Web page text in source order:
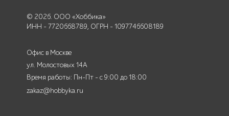
© 2026. ООО «Хоббика»
ИНН - 7720668789, ОГРН - 1097746608189
Офис в Москве
ул. Молостовых 14А
Время работы: Пн-Пт - с 9:00 до 18:00
zakaz@hobbyka.ru